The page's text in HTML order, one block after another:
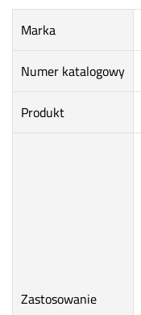
Marka
Numer katalogowy
Produkt
Zastosowanie